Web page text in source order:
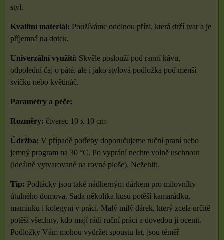
styl.
Kvalitní materiál: Používáme odolnou přízi, která drží tvar a je
příjemná na dotek.
Univerzální využití: Skvěle poslouží pod ranní kávu,
odpolední čaj o páté, ale i jako stylová podložka pod menší
svíčku nebo květináč.
Parametry a péče:
Rozměry: čtverec 10 x 10 cm
Údržba: V případě potřeby doporučujeme ruční praní nebo
jemný program na 30 °C. Po vyprání nechte volně uschnout
(ideálně vytvarované na rovné ploše). Nežehlit.
Tip: Podtácky jsou také nádherným dárkem pro milovníky
útulného domova. Sada několika kusů potěší kamarádku,
maminku i kolegyni v práci. Malý milý dárek, který zcela určitě
potěší všechny, kdo mají rádi ruční práci a dovedou ji ocenit.
Podložky Vám mohou vydržet spoustu let, jsou téměř